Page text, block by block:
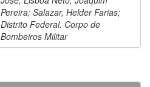
Pereira; Salazar, Helder Farias;
Distrito Federal. Corpo de
Bombeiros Militar